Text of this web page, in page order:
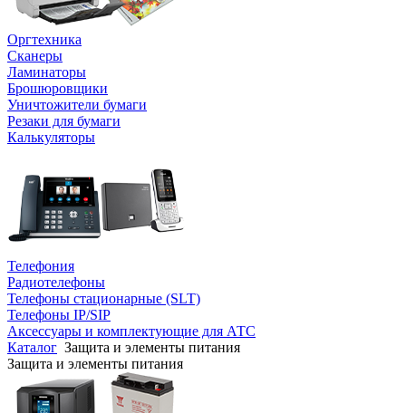
Оргтехника
Сканеры
Ламинаторы
Брошюровщики
Уничтожители бумаги
Резаки для бумаги
Калькуляторы
Телефония
Радиотелефоны
Телефоны стационарные (SLT)
Телефоны IP/SIP
Аксессуары и комплектующие для АТС
Каталог Защита и элементы питания
Защита и элементы питания